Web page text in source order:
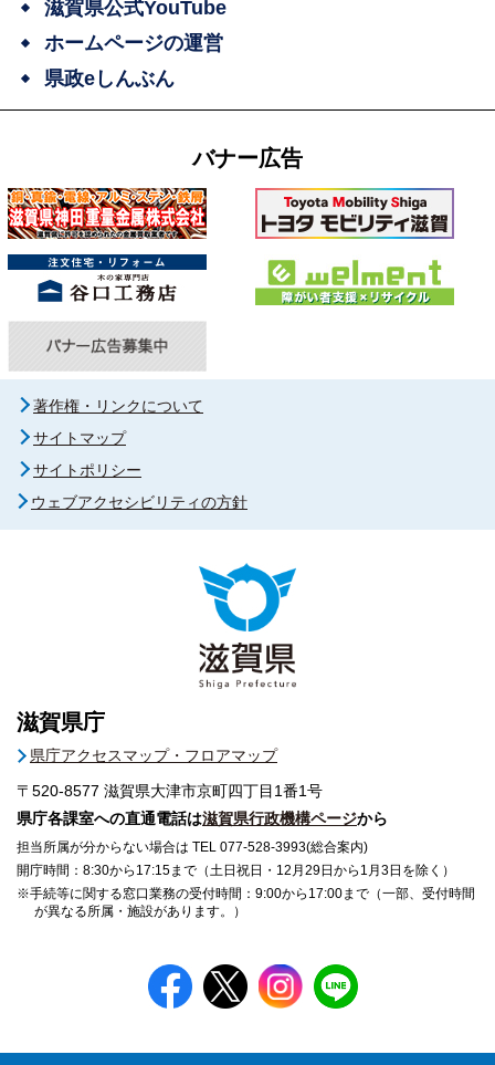
滋賀県公式YouTube
ホームページの運営
県政eしんぶん
バナー広告
著作権・リンクについて
サイトマップ
サイトポリシー
ウェブアクセシビリティの方針
滋賀県庁
県庁アクセスマップ・フロアマップ
〒520-8577 滋賀県大津市京町四丁目1番1号
県庁各課室への直通電話は滋賀県行政機構ページから
担当所属が分からない場合は TEL 077-528-3993(総合案内)
開庁時間：8:30から17:15まで（土日祝日・12月29日から1月3日を除く）
※手続等に関する窓口業務の受付時間：9:00から17:00まで（一部、受付時間
が異なる所属・施設があります。）